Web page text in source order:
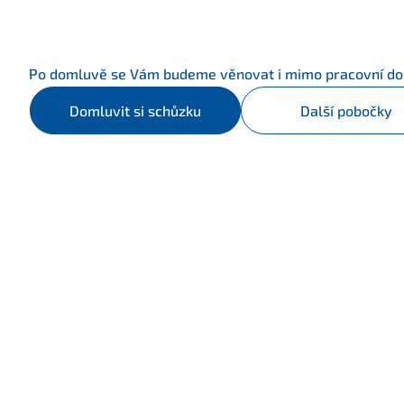
Po domluvě se Vám budeme věnovat i mimo pracovní
Domluvit si schůzku Další pobočky